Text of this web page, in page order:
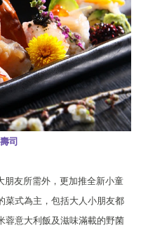
司
朋友所需外，更加推全新小童
菜式為主，包括大人小朋友都
蓉意大利飯及滋味滿載的野菌